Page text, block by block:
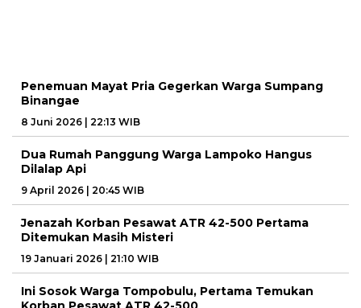
Penemuan Mayat Pria Gegerkan Warga Sumpang
Binangae
8 Juni 2026 | 22:13 WIB
Dua Rumah Panggung Warga Lampoko Hangus
Dilalap Api
9 April 2026 | 20:45 WIB
Jenazah Korban Pesawat ATR 42-500 Pertama
Ditemukan Masih Misteri
19 Januari 2026 | 21:10 WIB
Ini Sosok Warga Tompobulu, Pertama Temukan